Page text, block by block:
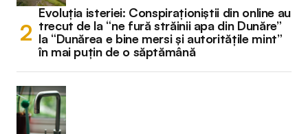
Evoluția isteriei: Conspiraționiștii din online au
trecut de la “ne fură străinii apa din Dunăre”
la “Dunărea e bine mersi și autoritățile mint”
în mai puțin de o săptămână